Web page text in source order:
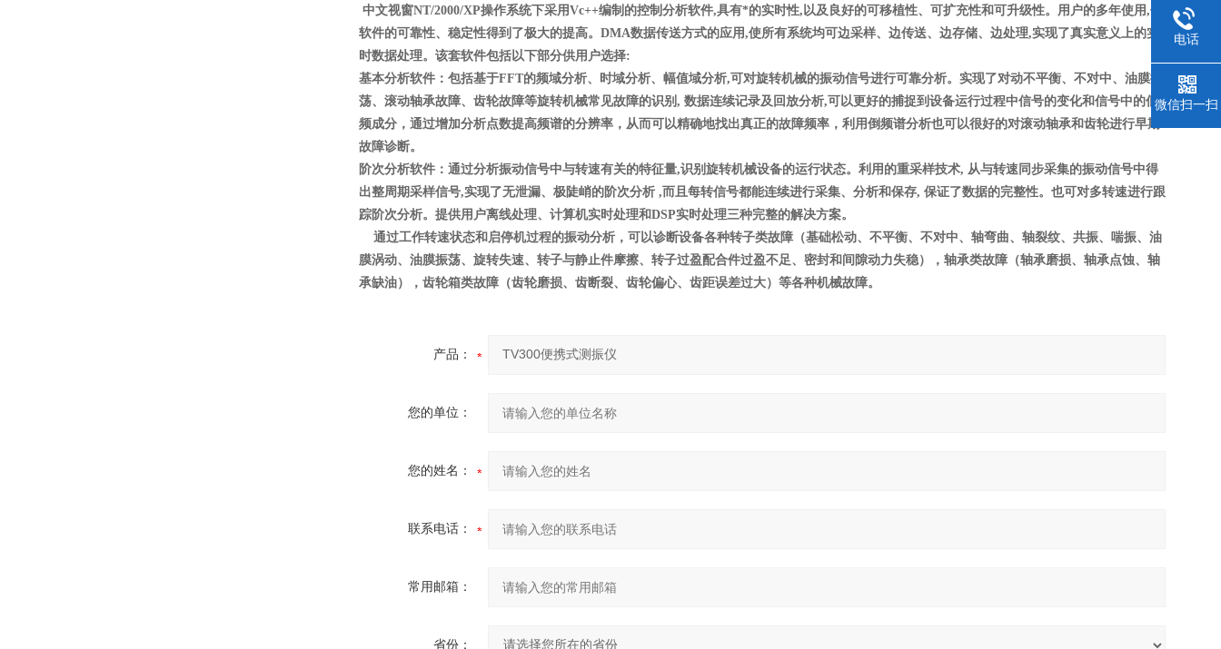
中文视窗NT/2000/XP操作系统下采用Vc++编制的控制分析软件,具有*的实时性,以及良好的可移植性、可扩充性和可升级性。用户的多年使用,使
软件的可靠性、稳定性得到了极大的提高。DMA数据传送方式的应用,使所有系统均可边采样、边传送、边存储、边处理,实现了真实意义上的实
时数据处理。该套软件包括以下部分供用户选择:
基本分析软件：包括基于FFT的频域分析、时域分析、幅值域分析,可对旋转机械的振动信号进行可靠分析。实现了对动不平衡、不对中、油膜振
荡、滚动轴承故障、齿轮故障等旋转机械常见故障的识别, 数据连续记录及回放分析,可以更好的捕捉到设备运行过程中信号的变化和信号中的低
频成分，通过增加分析点数提高频谱的分辨率，从而可以精确地找出真正的故障频率，利用倒频谱分析也可以很好的对滚动轴承和齿轮进行早期
故障诊断。
阶次分析软件：通过分析振动信号中与转速有关的特征量,识别旋转机械设备的运行状态。利用的重采样技术, 从与转速同步采集的振动信号中得
出整周期采样信号,实现了无泄漏、极陡峭的阶次分析 ,而且每转信号都能连续进行采集、分析和保存, 保证了数据的完整性。也可对多转速进行跟
踪阶次分析。提供用户离线处理、计算机实时处理和DSP实时处理三种完整的解决方案。
通过工作转速状态和启停机过程的振动分析，可以诊断设备各种转子类故障（基础松动、不平衡、不对中、轴弯曲、轴裂纹、共振、喘振、油
膜涡动、油膜振荡、旋转失速、转子与静止件摩擦、转子过盈配合件过盈不足、密封和间隙动力失稳），轴承类故障（轴承磨损、轴承点蚀、轴
承缺油），齿轮箱类故障（齿轮磨损、齿断裂、齿轮偏心、齿距误差过大）等各种机械故障。
产品：
您的单位：
您的姓名：
联系电话：
常用邮箱：
省份：
电话
微信扫一扫